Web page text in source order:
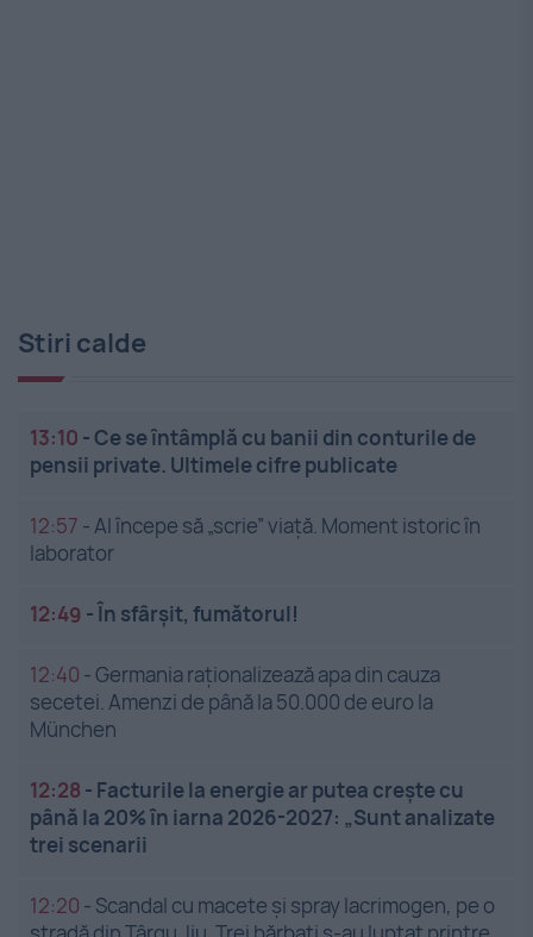
Stiri calde
13:10 -Ce se întâmplă cu banii din conturile de
pensii private. Ultimele cifre publicate
12:57 -AI începe să „scrie” viață. Moment istoric în
laborator
12:49 -În sfârșit, fumătorul!
12:40 -Germania raționalizează apa din cauza
secetei. Amenzi de până la 50.000 de euro la
München
12:28 - Facturile la energie ar putea crește cu
până la 20% în iarna 2026-2027: „Sunt analizate
trei scenarii
12:20 - Scandal cu macete și spray lacrimogen, pe o